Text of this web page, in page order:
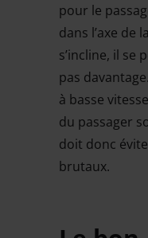
pour le
dans l’axe de
s’incline, il se
pas
à basse
du passager
doit donc
brutaux.